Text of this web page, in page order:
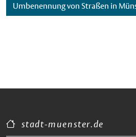
Umbenennung von Straßen in
stadt-muenster.de